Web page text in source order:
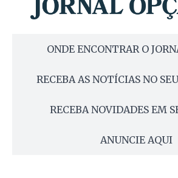
ONDE ENCONTRAR O
RECEBA AS NOTÍCIAS NO
RECEBA NOVIDADES EM
ANUNCIE AQUI